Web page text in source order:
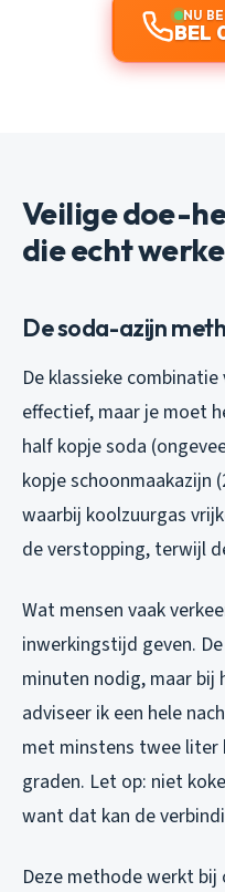
NU
BEL
Veilige doe-
die echt
De soda-azijn
De klassieke
effectief, maar je moet
half kopje soda
kopje schoonmaakazijn
waarbij koolzuurgas
de verstopping, terwijl
Wat mensen vaak
inwerkingstijd geven.
minuten nodig, maar bij
adviseer ik een hele
met minstens twee liter
graden. Let op: niet
want dat kan de
Deze methode werkt bij